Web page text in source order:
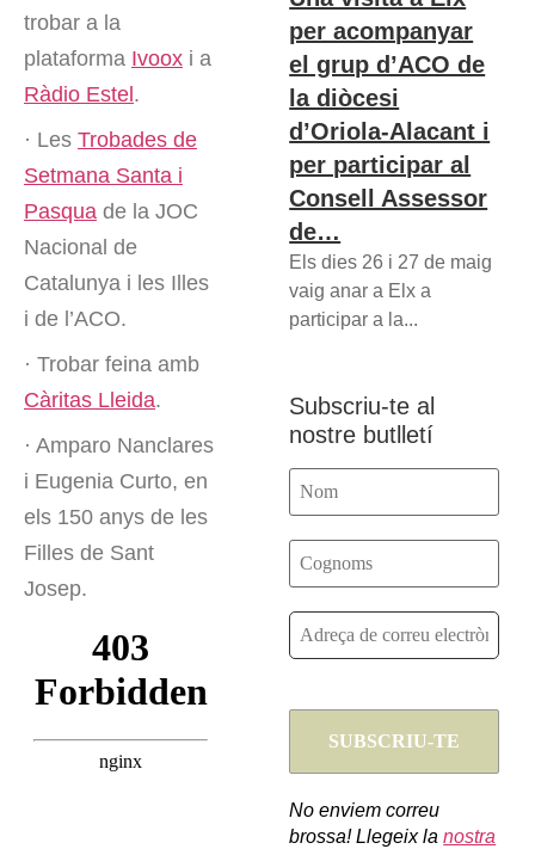
trobar a la
plataforma Ivoox i a
Ràdio Estel.
· Les Trobades de
Setmana Santa i
Pasqua de la JOC
Nacional de
Catalunya i les Illes
i de l’ACO.
· Trobar feina amb
Càritas Lleida.
· Amparo Nanclares
i Eugenia Curto, en
els 150 anys de les
Filles de Sant
Josep.
per acompanyar
el grup d’ACO de
la diòcesi
d’Oriola-Alacant i
per participar al
Consell Assessor
de…
Els dies 26 i 27 de maig
vaig anar a Elx a
participar a la...
Subscriu-te al
nostre butlletí
No enviem correu
brossa! Llegeix lanostra